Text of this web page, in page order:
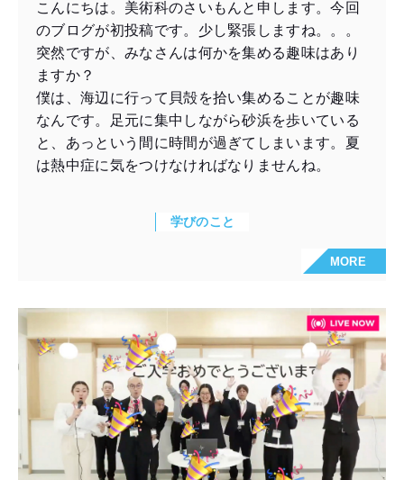
こんにちは。美術科のさいもんと申します。今回
のブログが初投稿です。少し緊張しますね。。。
突然ですが、みなさんは何かを集める趣味はあり
ますか？
僕は、海辺に行って貝殻を拾い集めることが趣味
なんです。足元に集中しながら砂浜を歩いている
と、あっという間に時間が過ぎてしまいます。夏
は熱中症に気をつけなければなりませんね。
学びのこと
MORE